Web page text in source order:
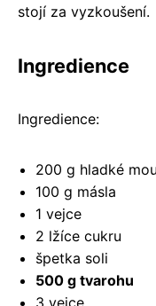
stojí za vyzkoušení.
Ingredience
Ingredience:
200 g hladké
100 g másla
1 vejce
2 lžíce cukru
špetka soli
500 g tvarohu